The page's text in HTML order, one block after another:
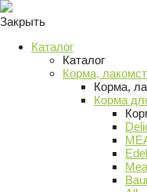
Закрыть
Каталог
Каталог
Корма,
Корма,
Корма